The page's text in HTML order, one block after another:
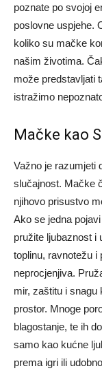
poznate po svojoj
poslovne uspjehe.
koliko su mačke
našim životima.
može predstavljati
istražimo
Mačke kao
Važno je razumjeti
slučajnost. Mačke
njihovo prisustvo
Ako se jedna
pružite ljubaznost i
toplinu, ravnotežu i
neprocjenjiva.
mir, zaštitu i
prostor. Mnoge
blagostanje, te ih
samo kao kućne
prema igri ili